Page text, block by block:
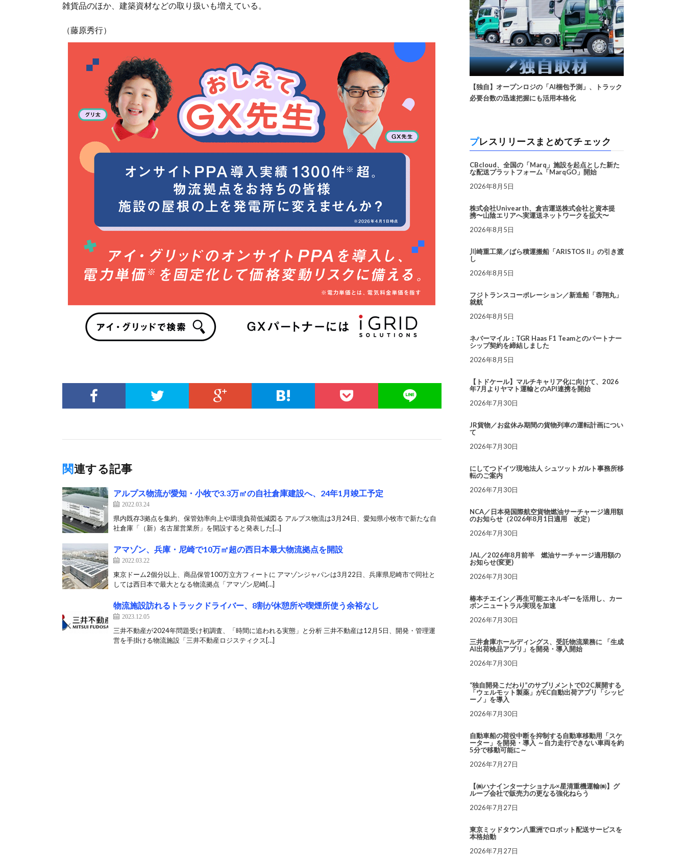
雑貨品のほか、建築資材などの取り扱いも増えている。
（藤原秀行）
関連する記事
アルプス物流が愛知・小牧で3.3万㎡の自社倉庫建設へ、24年1月竣工予定
2022.03.24
県内既存3拠点を集約、保管効率向上や環境負荷低減図る アルプス物流は3月24日、愛知県小牧市で新たな自
社倉庫「（新）名古屋営業所」を開設すると発表した[…]
アマゾン、兵庫・尼崎で10万㎡超の西日本最大物流拠点を開設
2022.03.22
東京ドーム2個分以上、商品保管100万立方フィートに アマゾンジャパンは3月22日、兵庫県尼崎市で同社と
しては西日本で最大となる物流拠点「アマゾン尼崎[…]
物流施設訪れるトラックドライバー、8割が休憩所や喫煙所使う余裕なし
2023.12.05
三井不動産が2024年問題受け初調査、「時間に追われる実態」と分析 三井不動産は12月5日、開発・管理運
営を手掛ける物流施設「三井不動産ロジスティクス[…]
【独自】オープンロジの「AI梱包予測」、トラック
必要台数の迅速把握にも活用本格化
プレスリリースまとめてチェック
CBcloud、全国の「Marq」施設を起点とした新た
な配送プラットフォーム「MarqGO」開始
2026年8月5日
株式会社Univearth、倉吉運送株式会社と資本提
携〜山陰エリアへ実運送ネットワークを拡大〜
2026年8月5日
川崎重工業／ばら積運搬船「ARISTOS II」の引き渡
し
2026年8月5日
フジトランスコーポレーション／新造船「蓉翔丸」
就航
2026年8月5日
ネバーマイル：TGR Haas F1 Teamとのパートナー
シップ契約を締結しました
2026年8月5日
【トドケール】マルチキャリア化に向けて、2026
年7月よりヤマト運輸とのAPI連携を開始
2026年7月30日
JR貨物／お盆休み期間の貨物列車の運転計画につい
て
2026年7月30日
にしてつドイツ現地法人 シュツットガルト事務所移
転のご案内
2026年7月30日
NCA／日本発国際航空貨物燃油サーチャージ適用額
のお知らせ（2026年8月1日適用 改定）
2026年7月30日
JAL／2026年8月前半 燃油サーチャージ適用額の
お知らせ(変更)
2026年7月30日
椿本チエイン／再生可能エネルギーを活用し、カー
ボンニュートラル実現を加速
2026年7月30日
三井倉庫ホールディングス、受託物流業務に 「生成
AI出荷検品アプリ」を開発・導入開始
2026年7月30日
“独自開発こだわり”のサプリメントでD2C展開する
「ウェルモット製薬」がEC自動出荷アプリ「シッピ
ーノ」を導入
2026年7月30日
自動車船の荷役中断を抑制する自動車移動用「スケ
ーター」を開発・導入 ～自力走行できない車両を約
5分で移動可能に～
2026年7月27日
【㈱ハナインターナショナル×星清重機運輸㈱】グ
ループ会社で販売力の更なる強化ねらう
2026年7月27日
東京ミッドタウン八重洲でロボット配送サービスを
本格始動
2026年7月27日